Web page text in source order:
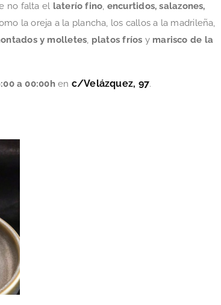
no falta el laterío fino, encurtidos, salazones,
la oreja a la plancha, los callos a la madrileña,
y molletes, platos fríos y marisco de la
a 00:00hen c/Velázquez, 97.